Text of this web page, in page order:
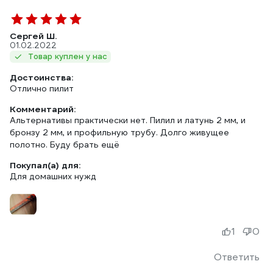
Сергей Ш.
01.02.2022
Товар куплен у нас
Достоинства:
Отлично пилит
Комментарий:
Альтернативы практически нет. Пилил и латунь 2 мм, и
бронзу 2 мм, и профильную трубу. Долго живущее
полотно. Буду брать ещё
Покупал(а) для:
Для домашних нужд
Ответить
1 0